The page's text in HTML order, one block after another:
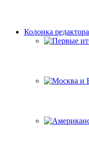
Колонка редактора